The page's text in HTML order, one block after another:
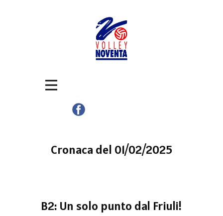
Cronaca del 01/02/2025
B2: Un solo punto dal Friuli!